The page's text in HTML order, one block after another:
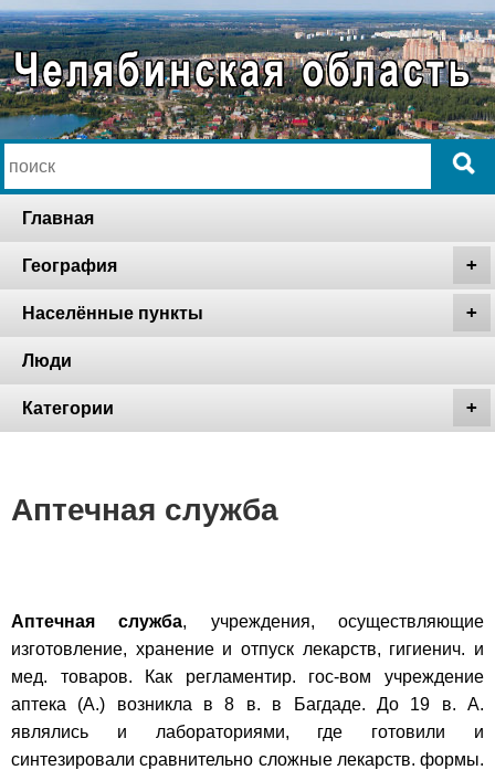
Главная
География
Населённые пункты
Люди
Категории
Аптечная служба
Аптечная служба, учреждения, осуществляющие
изготовление, хранение и отпуск лекарств, гигиенич. и
мед. товаров. Как регламентир. гос-вом учреждение
аптека (А.) возникла в 8 в. в Багдаде. До 19 в. А.
являлись и лабораториями, где готовили и
синтезировали сравнительно сложные лекарств. формы.